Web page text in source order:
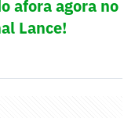
afora agora no
Lance!